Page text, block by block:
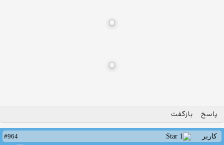
پاسخ بازگفت
کاربر
#964